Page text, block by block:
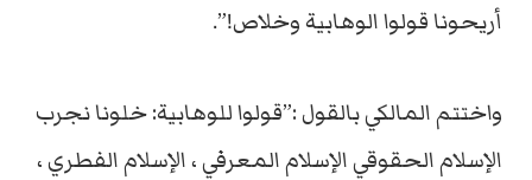
أريحونا قولوا الوهابية وخلاص!”.
واختتم المالكي بالقول :”قولوا للوهابية: خلونا نجرب
الإسلام الحقوقي الإسلام المعرفي ، الإسلام الفطري ،